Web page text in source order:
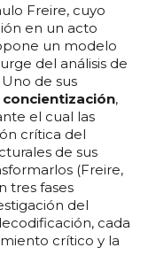
Freire, cuyo
en un acto
un modelo
del análisis de
de sus
concientización,
el cual las
crítica del
de sus
(Freire,
tres fases
del
cada
crítico y la